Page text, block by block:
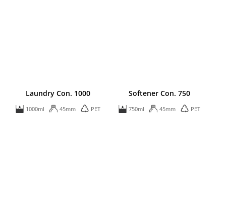
Laundry Con. 1000
1000ml 45mm PET
Softener Con. 750
750ml 45mm PET